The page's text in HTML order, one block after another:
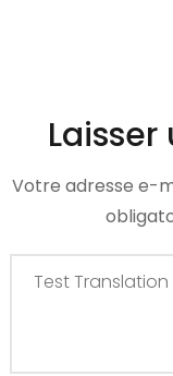
Votre adresse e-